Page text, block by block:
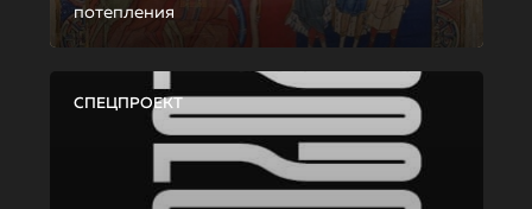
потепления
СПЕЦПРОЕКТ